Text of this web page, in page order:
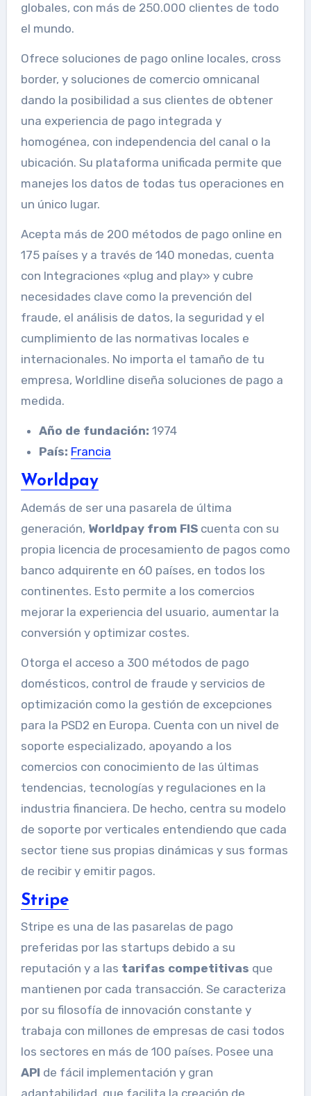
globales, con más de 250.000 clientes de todo
el mundo.
Ofrece soluciones de pago online locales, cross
border, y soluciones de comercio omnicanal
dando la posibilidad a sus clientes de obtener
una experiencia de pago integrada y
homogénea, con independencia del canal o la
ubicación. Su plataforma unificada permite que
manejes los datos de todas tus operaciones en
un único lugar.
Acepta más de 200 métodos de pago online en
175 países y a través de 140 monedas, cuenta
con Integraciones «plug and play» y cubre
necesidades clave como la prevención del
fraude, el análisis de datos, la seguridad y el
cumplimiento de las normativas locales e
internacionales. No importa el tamaño de tu
empresa, Worldline diseña soluciones de pago a
medida.
Año de fundación: 1974
País: Francia
Worldpay
Además de ser una pasarela de última
generación, Worldpay from FIScuenta con su
propia licencia de procesamiento de pagos como
banco adquirente en 60 países, en todos los
continentes. Esto permite a los comercios
mejorar la experiencia del usuario, aumentar la
conversión y optimizar costes.
Otorga el acceso a 300 métodos de pago
domésticos, control de fraude y servicios de
optimización como la gestión de excepciones
para la PSD2 en Europa. Cuenta con un nivel de
soporte especializado, apoyando a los
comercios con conocimiento de las últimas
tendencias, tecnologías y regulaciones en la
industria financiera. De hecho, centra su modelo
de soporte por verticales entendiendo que cada
sector tiene sus propias dinámicas y sus formas
de recibir y emitir pagos.
Stripe
Stripe es una de las pasarelas de pago
preferidas por las startups debido a su
reputación y a las tarifas competitivas que
mantienen por cada transacción. Se caracteriza
por su filosofía de innovación constante y
trabaja con millones de empresas de casi todos
los sectores en más de 100 países. Posee una
API de fácil implementación y gran